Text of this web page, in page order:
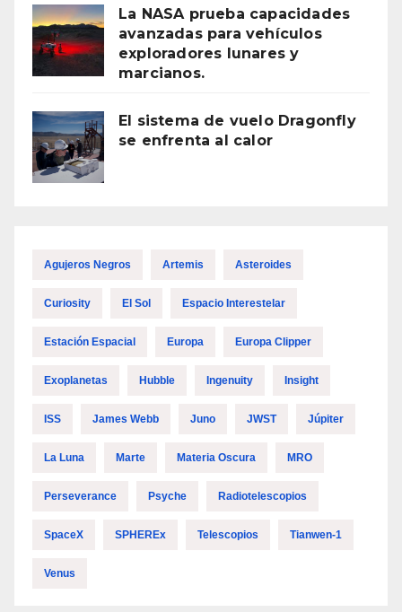
La NASA prueba capacidades
avanzadas para vehículos
exploradores lunares y
marcianos.
El sistema de vuelo Dragonfly
se enfrenta al calor
Agujeros Negros Artemis Asteroides
Curiosity El Sol Espacio Interestelar
Estación Espacial Europa Europa Clipper
Exoplanetas Hubble Ingenuity Insight
ISS James Webb Juno JWST Júpiter
La Luna Marte Materia Oscura MRO
Perseverance Psyche Radiotelescopios
SpaceX SPHEREx Telescopios Tianwen-1
Venus